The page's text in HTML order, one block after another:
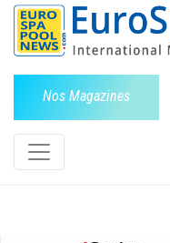
Nos Magazines